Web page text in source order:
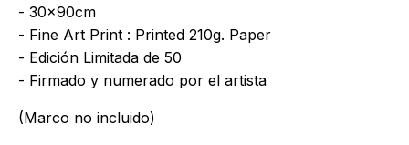
- 30x90cm
- Fine Art Print : Printed 210g. Paper
- Edición Limitada de 50
- Firmado y numerado por el artista
(Marco no incluido)